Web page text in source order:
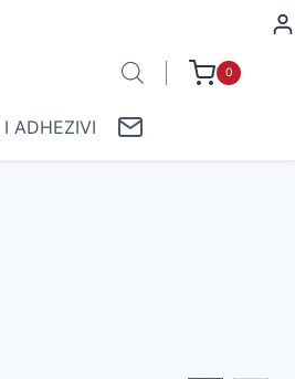
0
I ADHEZIVI